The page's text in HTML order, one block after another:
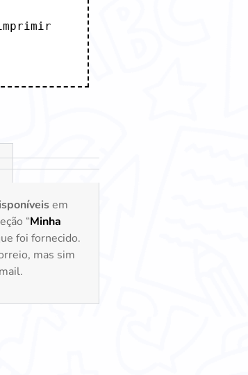
em
“Minha
foi fornecido.
mas sim